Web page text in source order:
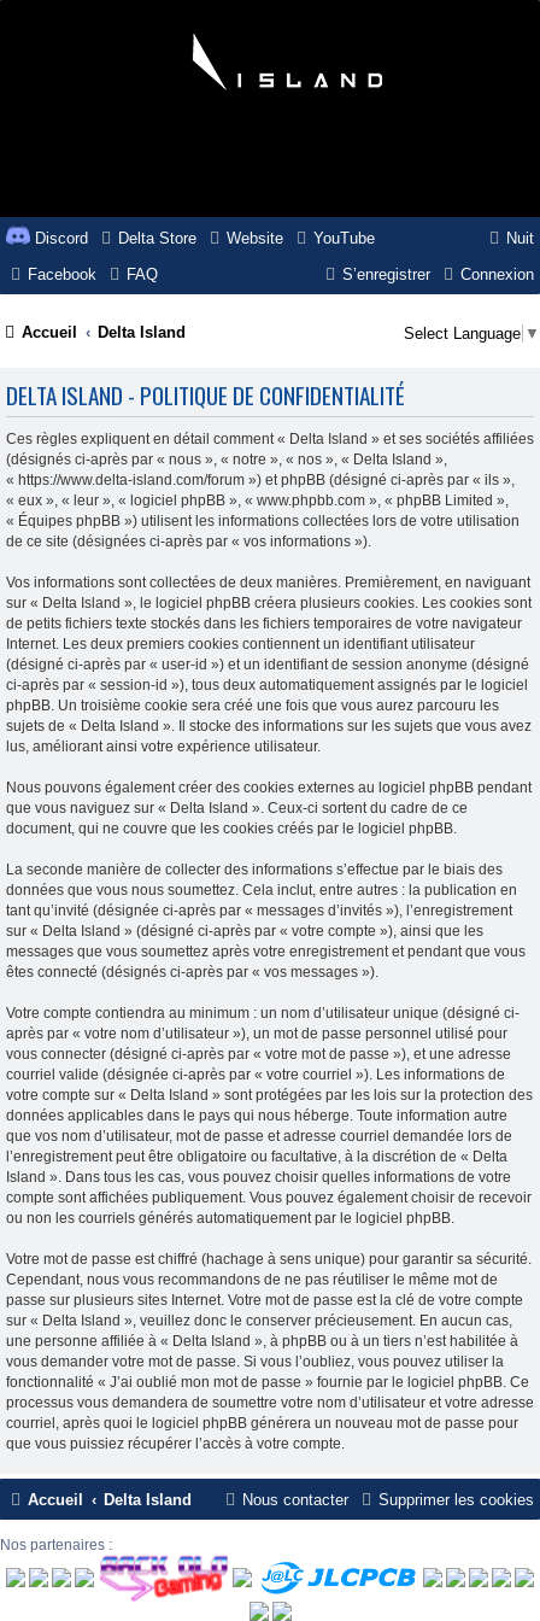
Nuit
Discord Delta Store Website
YouTube
Facebook
FAQ Connexion
S’enregistrer
Accueil Delta Island Select Language ▼
DELTA ISLAND - POLITIQUE DE CONFIDENTIALITÉ
Ces règles expliquent en détail comment « Delta Island » et ses sociétés affiliées
(désignés ci-après par « nous », « notre », « nos », « Delta Island »,
« https://www.delta-island.com/forum ») et phpBB (désigné ci-après par « ils »,
« eux », « leur », « logiciel phpBB », « www.phpbb.com », « phpBB Limited »,
« Équipes phpBB ») utilisent les informations collectées lors de votre utilisation
de ce site (désignées ci-après par « vos informations »).
Vos informations sont collectées de deux manières. Premièrement, en naviguant
sur « Delta Island », le logiciel phpBB créera plusieurs cookies. Les cookies sont
de petits fichiers texte stockés dans les fichiers temporaires de votre navigateur
Internet. Les deux premiers cookies contiennent un identifiant utilisateur
(désigné ci-après par « user-id ») et un identifiant de session anonyme (désigné
ci-après par « session-id »), tous deux automatiquement assignés par le logiciel
phpBB. Un troisième cookie sera créé une fois que vous aurez parcouru les
sujets de « Delta Island ». Il stocke des informations sur les sujets que vous avez
lus, améliorant ainsi votre expérience utilisateur.
Nous pouvons également créer des cookies externes au logiciel phpBB pendant
que vous naviguez sur « Delta Island ». Ceux-ci sortent du cadre de ce
document, qui ne couvre que les cookies créés par le logiciel phpBB.
La seconde manière de collecter des informations s’effectue par le biais des
données que vous nous soumettez. Cela inclut, entre autres : la publication en
tant qu’invité (désignée ci-après par « messages d’invités »), l’enregistrement
sur « Delta Island » (désigné ci-après par « votre compte »), ainsi que les
messages que vous soumettez après votre enregistrement et pendant que vous
êtes connecté (désignés ci-après par « vos messages »).
Votre compte contiendra au minimum : un nom d’utilisateur unique (désigné ci-
après par « votre nom d’utilisateur »), un mot de passe personnel utilisé pour
vous connecter (désigné ci-après par « votre mot de passe »), et une adresse
courriel valide (désignée ci-après par « votre courriel »). Les informations de
votre compte sur « Delta Island » sont protégées par les lois sur la protection des
données applicables dans le pays qui nous héberge. Toute information autre
que vos nom d’utilisateur, mot de passe et adresse courriel demandée lors de
l’enregistrement peut être obligatoire ou facultative, à la discrétion de « Delta
Island ». Dans tous les cas, vous pouvez choisir quelles informations de votre
compte sont affichées publiquement. Vous pouvez également choisir de recevoir
ou non les courriels générés automatiquement par le logiciel phpBB.
Votre mot de passe est chiffré (hachage à sens unique) pour garantir sa sécurité.
Cependant, nous vous recommandons de ne pas réutiliser le même mot de
passe sur plusieurs sites Internet. Votre mot de passe est la clé de votre compte
sur « Delta Island », veuillez donc le conserver précieusement. En aucun cas,
une personne affiliée à « Delta Island », à phpBB ou à un tiers n’est habilitée à
vous demander votre mot de passe. Si vous l’oubliez, vous pouvez utiliser la
fonctionnalité « J’ai oublié mon mot de passe » fournie par le logiciel phpBB. Ce
processus vous demandera de soumettre votre nom d’utilisateur et votre adresse
courriel, après quoi le logiciel phpBB générera un nouveau mot de passe pour
que vous puissiez récupérer l’accès à votre compte.
Accueil Delta Island Supprimer les cookies
Nous contacter
Nos partenaires :